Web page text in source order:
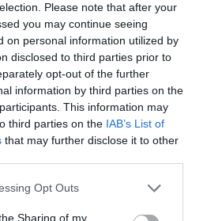
Please note that after your
you may continue seeing
on personal information utilized by
disclosed to third parties prior to
opt-out of the further
information by third parties on the
This information may
third parties on the IAB’s List of
that may further disclose it to other
Opt Outs
Sharing of my
arredi classici e sobri in stile toscano,
soffitti con travi a vista, bagno privato
panoramica su Bagno Vignoni.
finestre panoramiche, letti con
vista, arredi classici e sobri, pavimenti in
idromassaggio.
Superior, Matrimoniale Junior Suite,
Classic.
prezzo